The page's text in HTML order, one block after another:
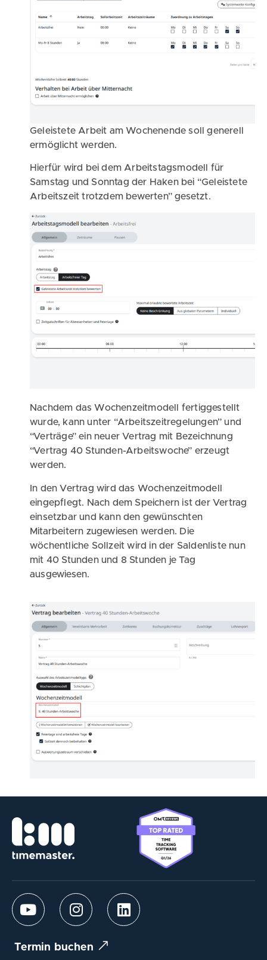
Geleistete Arbeit am Wochenende soll generell
ermöglicht werden.
Hierfür wird bei dem Arbeitstagsmodell für
Samstag und Sonntag der Haken bei “Geleistete
Arbeitszeit trotzdem bewerten” gesetzt.
Nachdem das Wochenzeitmodell fertiggestellt
wurde, kann unter “Arbeitszeitregelungen” und
“Verträge” ein neuer Vertrag mit Bezeichnung
“Vertrag 40 Stunden-Arbeitswoche” erzeugt
werden.
In den Vertrag wird das Wochenzeitmodell
eingepflegt. Nach dem Speichern ist der Vertrag
einsetzbar und kann den gewünschten
Mitarbeitern zugewiesen werden. Die
wöchentliche Sollzeit wird in der Saldenliste nun
mit 40 Stunden und 8 Stunden je Tag
ausgewiesen.
Termin buchen